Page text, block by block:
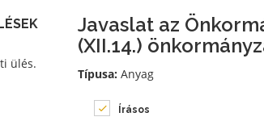
ülés.
Javaslat az
(XII.14.)
Típusa: Anyag
Írásos